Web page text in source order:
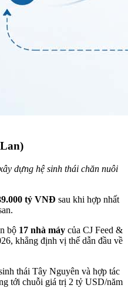
dựng hệ sinh thái chăn nuôi
tỷ VNĐ sau khi hợp nhất
bộ 17 nhà máy của CJ Feed &
khẳng định vị thế dẫn đầu về
thái Tây Nguyên và hợp tác
tới chuỗi giá trị 2 tỷ USD/năm